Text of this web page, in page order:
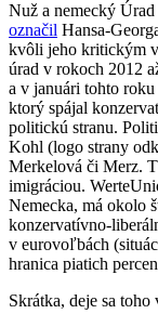
Nuž a nemecký
označil Hansa-
kvôli jeho kritickým
úrad v rokoch 2012
a v januári tohto
ktorý spájal
politickú stranu.
Kohl (logo strany
Merkelová či Merz.
imigráciou.
Nemecka, má okolo
konzervatívno-
v eurovoľbách
hranica piatich
Skrátka, deje sa